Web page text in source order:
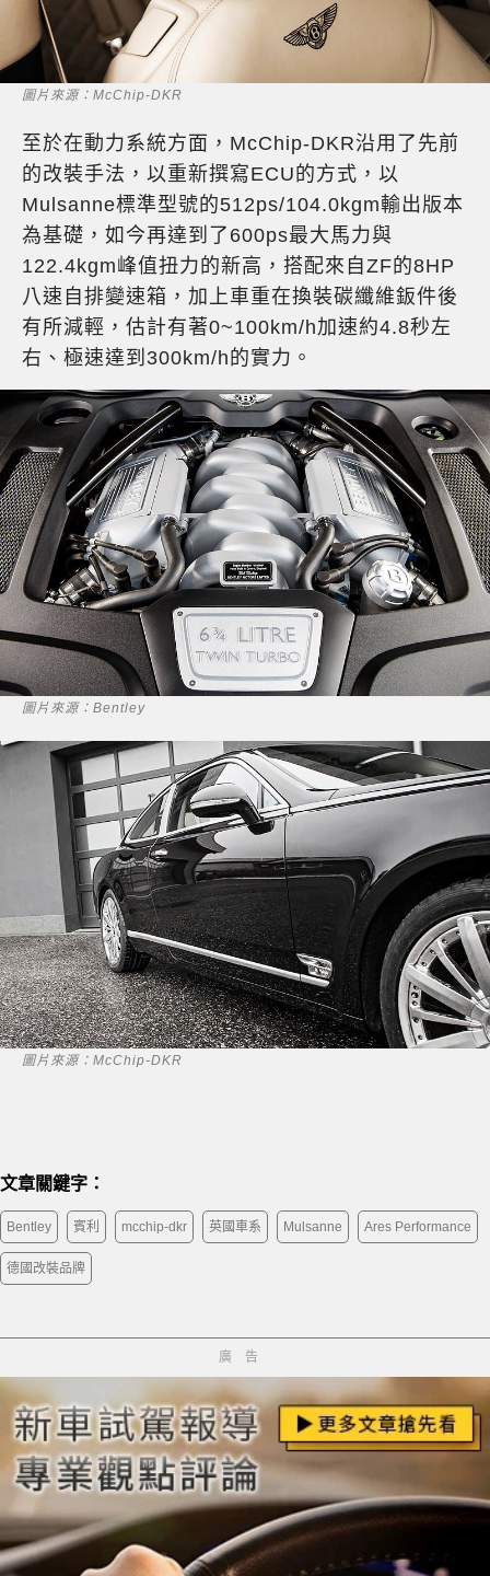
圖片來源：McChip-DKR
至於在動力系統方面，McChip-DKR沿用了先前
的改裝手法，以重新撰寫ECU的方式，以
Mulsanne標準型號的512ps/104.0kgm輸出版本
為基礎，如今再達到了600ps最大馬力與
122.4kgm峰值扭力的新高，搭配來自ZF的8HP
八速自排變速箱，加上車重在換裝碳纖維鈑件後
有所減輕，估計有著0~100km/h加速約4.8秒左
右、極速達到300km/h的實力。
圖片來源：Bentley
圖片來源：McChip-DKR
文章關鍵字：
Bentley 賓利 mcchip-dkr 英國車系 Mulsanne Ares Performance
德國改裝品牌
廣告